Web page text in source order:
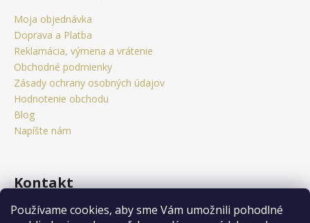
Používame cookies, aby sme Vám umožnili pohodlné
Moja objednávka
Doprava a Platba
Reklamácia, výmena a vrátenie
Obchodné podmienky
Zásady ochrany osobných údajov
Hodnotenie obchodu
Blog
Napíšte nám
Kontakt
obchod @citystorm.eu